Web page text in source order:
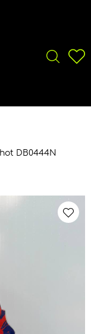
DB0444N